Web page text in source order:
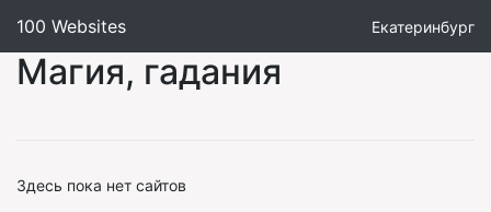
100 Websites Екатеринбург
Магия, гадания
Здесь пока нет сайтов